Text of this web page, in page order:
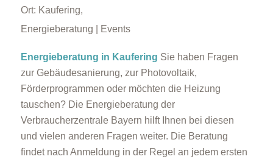
Ort: Kaufering,
Energieberatung | Events
Energieberatung in Kaufering Sie haben Fragen
zur Gebäudesanierung, zur Photovoltaik,
Förderprogrammen oder möchten die Heizung
tauschen? Die Energieberatung der
Verbraucherzentrale Bayern hilft Ihnen bei diesen
und vielen anderen Fragen weiter. Die Beratung
findet nach Anmeldung in der Regel an jedem ersten